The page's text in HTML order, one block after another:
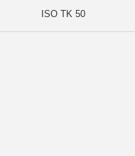
ISO TK 50